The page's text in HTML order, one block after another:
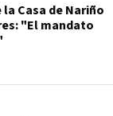
Casa de Nariño
"El mandato